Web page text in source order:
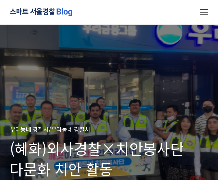
우리동네 경찰서/우리동네 경찰서
(혜화)외사경찰×치안봉사단
다문화 치안 활동